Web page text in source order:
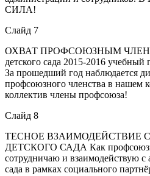
СИЛА!
Слайд 7
ОХВАТ ПРОФСОЮЗНЫМ
детского сада 2015-2016
За прошедший год наблюдается
профсоюзного членства в нашем
коллектив члены профсоюза!
Слайд 8
ТЕСНОЕ ВЗАИМОДЕЙСТВИЕ
ДЕТСКОГО САДА Как
сотрудничаю и взаимодействую с
сада в рамках социального